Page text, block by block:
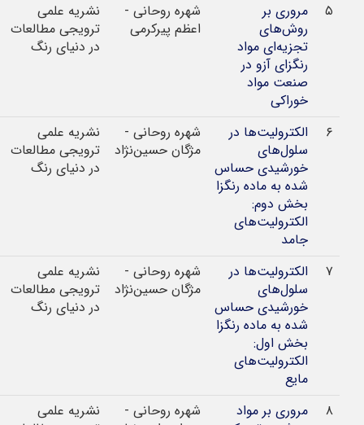
مروری بر
روش‌های
تجزیه‌ای مواد
رنگزای آزو در
صنعت مواد
شهره روحانی -
اعظم پیرکرمی
نشریه علمی
ترویجی مطالعات
در دنیای رنگ
الکترولیت‌ها در
سلول‌های
خورشیدی حساس
شده به ماده رنگزا
بخش دوم:
الکترولیت‌های
شهره روحانی -
مژگان حسین‌نژاد
نشریه علمی
ترویجی مطالعات
در دنیای رنگ
الکترولیت‌ها در
سلول‌های
خورشیدی حساس
شده به ماده رنگزا
بخش اول:
الکترولیت‌های
شهره روحانی -
مژگان حسین‌نژاد
نشریه علمی
ترویجی مطالعات
در دنیای رنگ
مروری بر مواد
شهره روحانی -
نشریه علمی